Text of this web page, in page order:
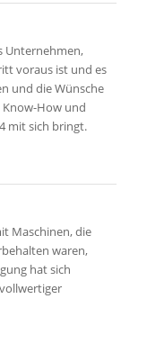
Unternehmen,
voraus ist und es
und die Wünsche
Know-How und
mit sich bringt.
Maschinen, die
waren,
hat sich